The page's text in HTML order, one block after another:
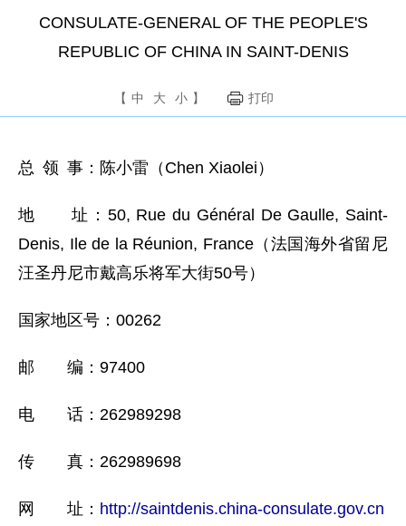
CONSULATE-GENERAL OF THE PEOPLE'S
REPUBLIC OF CHINA IN SAINT-DENIS
【 中 大 小 】 打印
总 领 事：陈小雷（Chen Xiaolei）
地 址：50, Rue du Général De Gaulle, Saint-
Denis, Ile de la Réunion, France（法国海外省留尼
汪圣丹尼市戴高乐将军大街50号）
国家地区号：00262
邮 编：97400
电 话：262989298
传 真：262989698
网 址： http://saintdenis.china-consulate.gov.cn